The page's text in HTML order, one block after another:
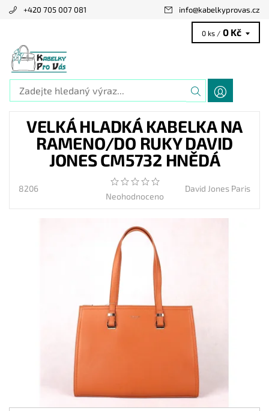
+420 705 007 081 info@kabelkyprovas.cz
0 ks / 0 Kč
VELKÁ HLADKÁ KABELKA NA
RAMENO/DO RUKY DAVID
JONES CM5732 HNĚDÁ
8206
Neohodnoceno
David Jones Paris